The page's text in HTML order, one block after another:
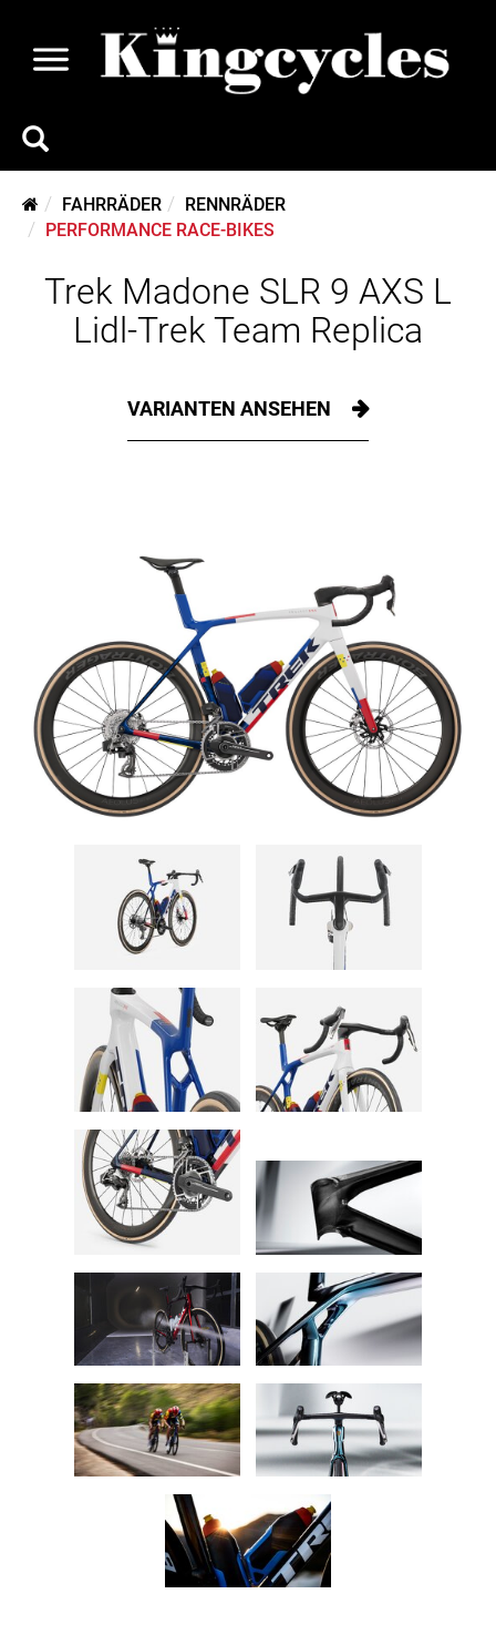
FAHRRÄDER
RENNRÄDER
PERFORMANCE RACE-BIKES
Trek Madone SLR 9 AXS L
Lidl-Trek Team Replica
VARIANTEN ANSEHEN